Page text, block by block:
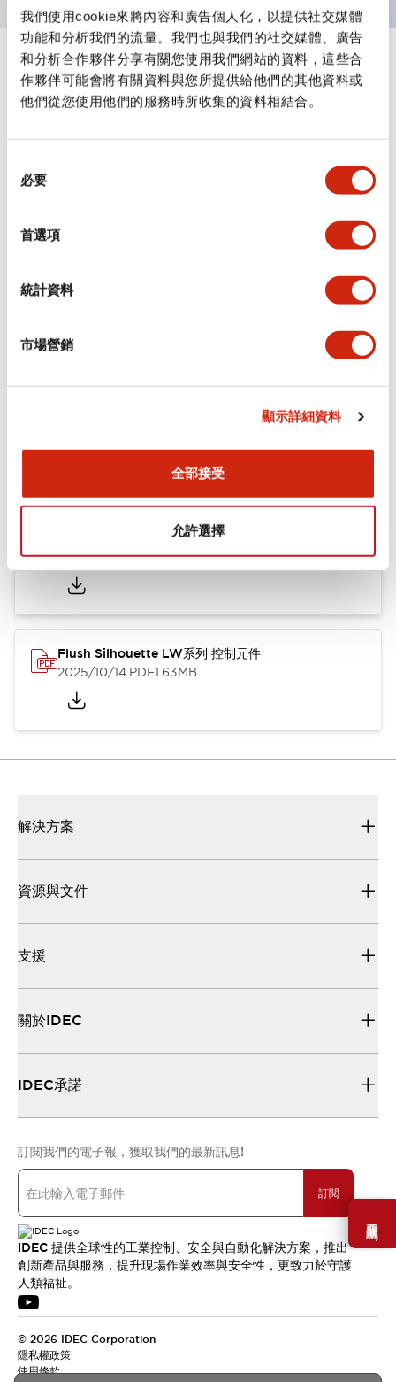
我們使用cookie來將內容和廣告個人化，以提供社交媒體
功能和分析我們的流量。我們也與我們的社交媒體、廣告
和分析合作夥伴分享有關您使用我們網站的資料，這些合
作夥伴可能會將有關資料與您所提供給他們的其他資料或
他們從您使用他們的服務時所收集的資料相結合。
必要
首選項
統計資料
市場營銷
顯示詳細資料
全部接受
允許選擇
需要幫助嗎？
規格 顯示全部
審美規範
安裝和安裝規範
認證與標準
Flush Silhouette LW系列 控制元件 (英文版)
2025/09/19.PDF1.23MB
Flush Silhouette LW系列 控制元件
2025/10/14.PDF1.63MB
解決方案
資源與文件
支援
關於IDEC
IDEC承諾
訂閱我們的電子報，獲取我們的最新訊息!
訂閱
IDEC 提供全球性的工業控制、安全與自動化解決方案，推出
創新產品與服務，提升現場作業效率與安全性，更致力於守護
人類福祉。
© 2026 IDEC Corporation
隱私權政策
使用條款